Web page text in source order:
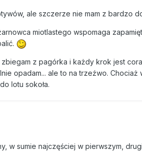
ale szczerze nie mam z bardzo
miotlastego wspomaga
zbiegam z pagórka i każdy krok jest
opadam... ale to na trzeźwo. Chociaż
lotu sokoła.
w sumie najczęściej w pierwszym,